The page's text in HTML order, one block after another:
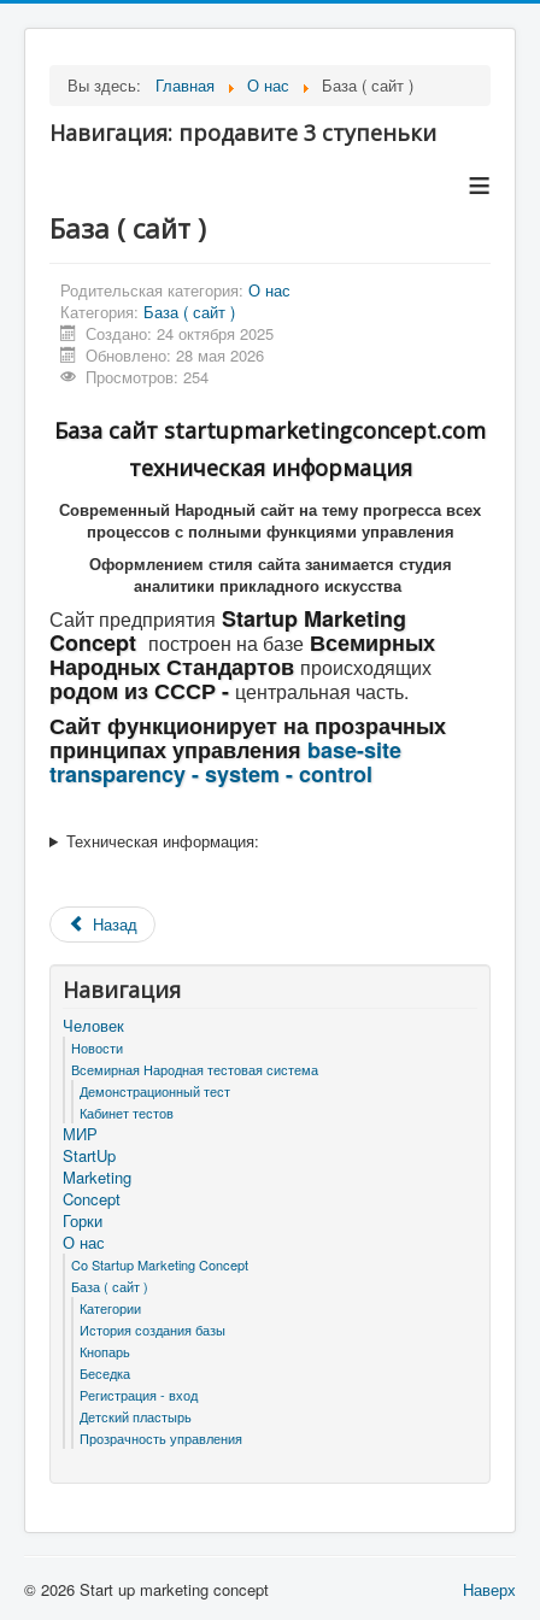
Вы здесь: Главная О нас База ( сайт )
Навигация: продавите 3 ступеньки
≡
База ( сайт )
Родительская категория: О нас
Категория: База ( сайт )
Создано: 24 октября 2025
Обновлено: 28 мая 2026
Просмотров: 254
База сайт startupmarketingconcept.com
техническая информация
Современный Народный сайт на тему прогресса всех
процессов с полными функциями управления
Оформлением стиля сайта занимается студия
аналитики прикладного искусства
Сайт предприятия Startup Marketing
Concept построен на базе Всемирных
Народных Стандартов происходящих
родом из СССР -центральная часть.
Сайт функционирует на прозрачных
принципах управления base-site
transparency - system - control
Техническая информация:
Назад
Навигация
Человек
Новости
Всемирная Народная тестовая система
Демонстрационный тест
Кабинет тестов
МИР
StartUp
Marketing
Concept
Горки
О нас
Co Startup Marketing Concept
База ( сайт )
Категории
История создания базы
Кнопарь
Беседка
Регистрация - вход
Детский пластырь
Прозрачность управления
Наверх
© 2026 Start up marketing concept